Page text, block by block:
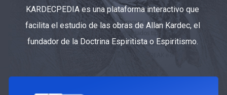
KARDECPEDIA es una plataforma interactivo que
facilita el estudio de las obras de Allan Kardec, el
fundador de la Doctrina Espiritista o Espiritismo.